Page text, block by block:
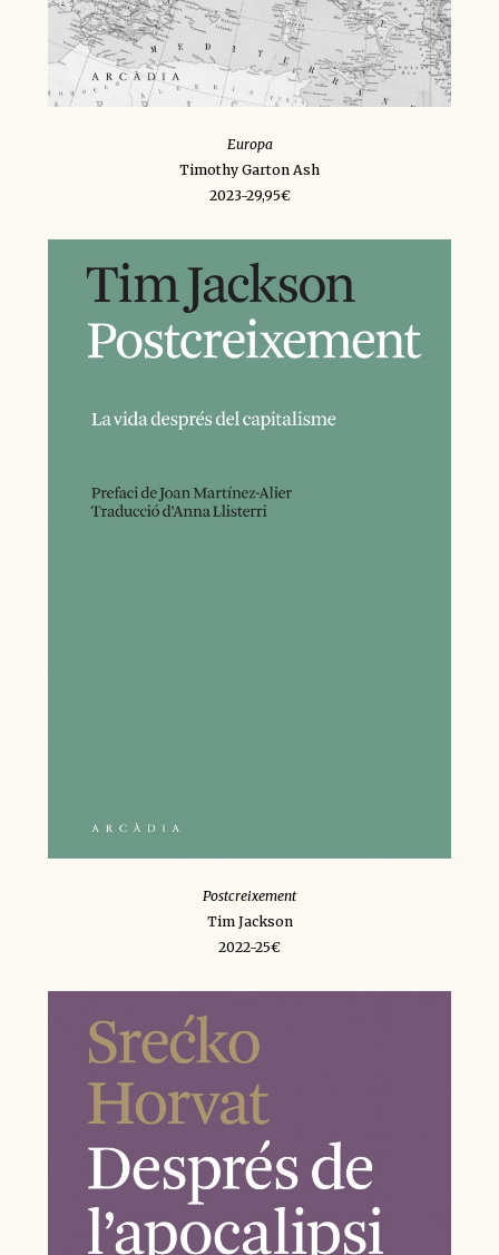
Europa
Timothy Garton Ash
2023-29,95€
Postcreixement
Tim Jackson
2022-25€